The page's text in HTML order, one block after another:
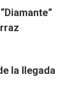
la llegada